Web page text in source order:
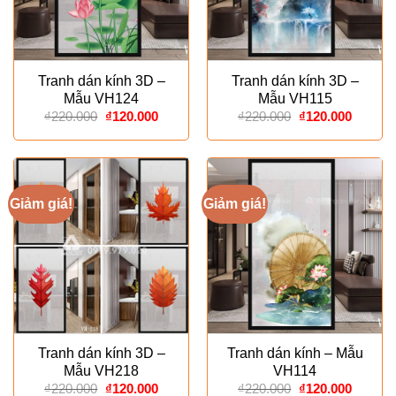
Tranh dán kính 3D –
Mẫu VH124
₫220.000 Giá
là:
₫220.000.
₫120.000Giá
tại
là:
₫120.000.
Tranh dán kính 3D –
Mẫu VH115
₫220.000 Giá
là:
₫220.000.
₫120.000Giá
tại
là:
Giảm giá!
Tranh dán kính 3D –
Mẫu VH218
₫220.000 Giá
₫120.000Giá
Giảm giá!
Tranh dán kính – Mẫu
VH114
₫220.000 Giá
₫120.000Giá